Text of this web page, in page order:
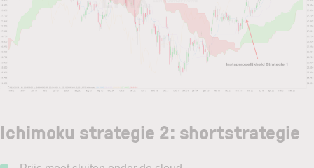
Ichimoku strategie 2: shortstrategie